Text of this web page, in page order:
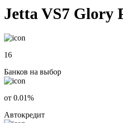
Jetta VS7 Glory
16
Банков на выбор
от 0.01%
Автокредит